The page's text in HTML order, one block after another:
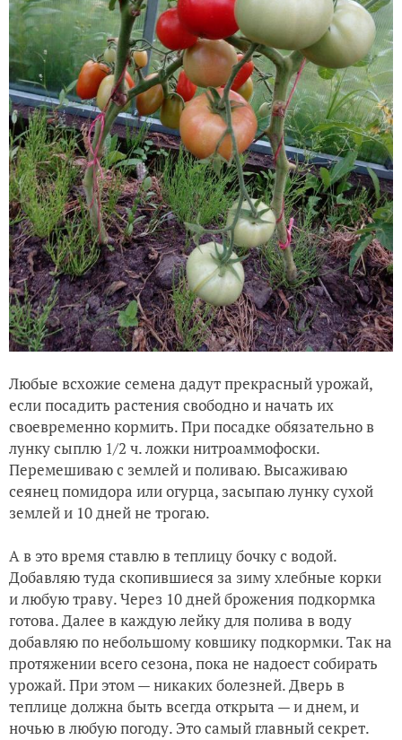
Любые всхожие семена дадут прекрасный урожай,
если посадить растения свободно и начать их
своевременно кормить. При посадке обязательно в
лунку сыплю 1/2 ч. ложки нитроаммофоски.
Перемешиваю с землей и поливаю. Высаживаю
сеянец помидора или огурца, засыпаю лунку сухой
землей и 10 дней не трогаю.
А в это время ставлю в теплицу бочку с водой.
Добавляю туда скопившиеся за зиму хлебные корки
и любую траву. Через 10 дней брожения подкормка
готова. Далее в каждую лейку для полива в воду
добавляю по небольшому ковшику подкормки. Так на
протяжении всего сезона, пока не надоест собирать
урожай. При этом — никаких болезней. Дверь в
теплице должна быть всегда открыта — и днем, и
ночью в любую погоду. Это самый главный секрет.